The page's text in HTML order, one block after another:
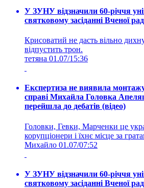
У ЗУНУ відзначили 60-річчя
святковому засіданні Вченої
Крисоватий не дасть вільно
відпустить трон.
тетяна 01.07/15:36
Експертиза не виявила монтажу
справі Михайла Головка
перейшла до дебатів (відео)
Головки, Гевки, Марченки це
корупціонери і їхнє місце за
Михайло 01.07/07:52
У ЗУНУ відзначили 60-річчя
святковому засіданні Вченої